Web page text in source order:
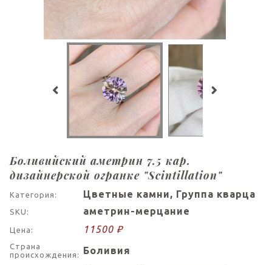
Боливийский аметрин 7.5 кар.
дизайнерской огранке "Scintillation"
Категория: Цветные камни, Группа кварца
SKU: аметрин-мерцание
Цена: 11500 ₽
Страна
происхождения:
Боливия